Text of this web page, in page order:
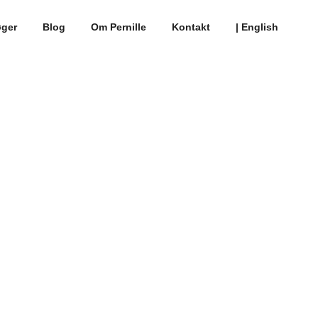
Blog Om Pernille Kontakt | English